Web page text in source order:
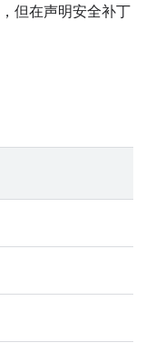
但在声明安全补丁